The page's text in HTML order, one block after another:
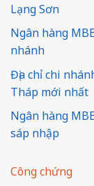
Lạng Sơn
Ngân hàng
nhánh
Địa chỉ chi
Tháp mới nhất
Ngân hàng
sáp nhập
Công chứng